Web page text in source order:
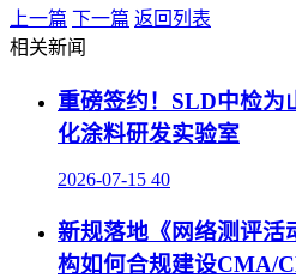
上一篇 下一篇 返回列表
相关新闻
重磅签约！SLD中检为
化涂料研发实验室
2026-07-15 40
新规落地《网络测评活
构如何合规建设CMA/